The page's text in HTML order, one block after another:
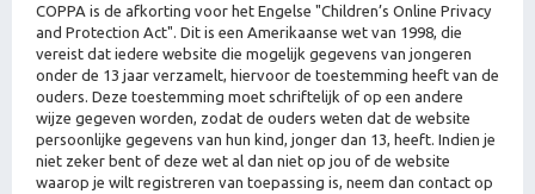
COPPA is de afkorting voor het Engelse "Children’s Online Privacy
and Protection Act". Dit is een Amerikaanse wet van 1998, die
vereist dat iedere website die mogelijk gegevens van jongeren
onder de 13 jaar verzamelt, hiervoor de toestemming heeft van de
ouders. Deze toestemming moet schriftelijk of op een andere
wijze gegeven worden, zodat de ouders weten dat de website
persoonlijke gegevens van hun kind, jonger dan 13, heeft. Indien je
niet zeker bent of deze wet al dan niet op jou of de website
waarop je wilt registreren van toepassing is, neem dan contact op